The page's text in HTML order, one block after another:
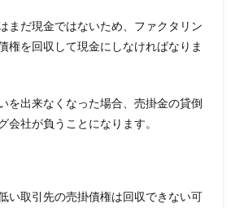
まだ現金ではないため、ファクタリン
権を回収して現金にしなければなりま
を出来なくなった場合、売掛金の貸倒
会社が負うことになります。
い取引先の売掛債権は回収できない可